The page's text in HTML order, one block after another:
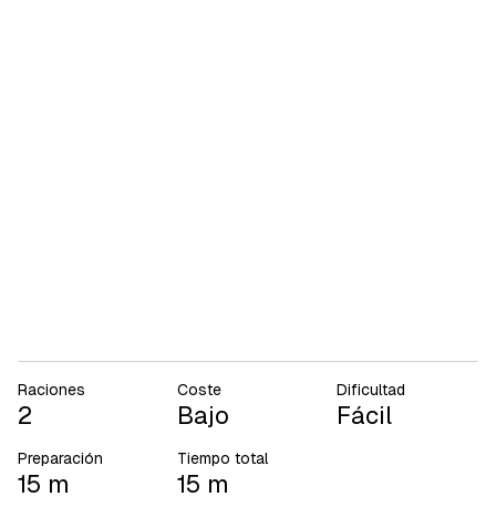
Raciones
2
Coste
Bajo
Dificultad
Fácil
Preparación
15 m
Tiempo total
15 m